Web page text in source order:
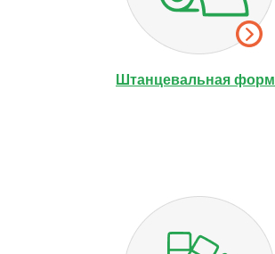
Штанцевальная